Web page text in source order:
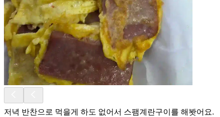
저녁 반찬으로 먹을게 하도 없어서 스팸계란구이를 해봣어요.